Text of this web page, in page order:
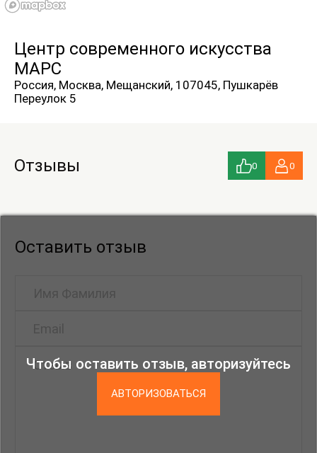
Центр cовременного искусства
МАРС
Россия, Москва, Мещанский, 107045, Пушкарёв
Переулок 5
Отзывы 0 0
Чтобы оставить отзыв, авторизуйтесь
АВТОРИЗОВАТЬСЯ
Оставить отзыв